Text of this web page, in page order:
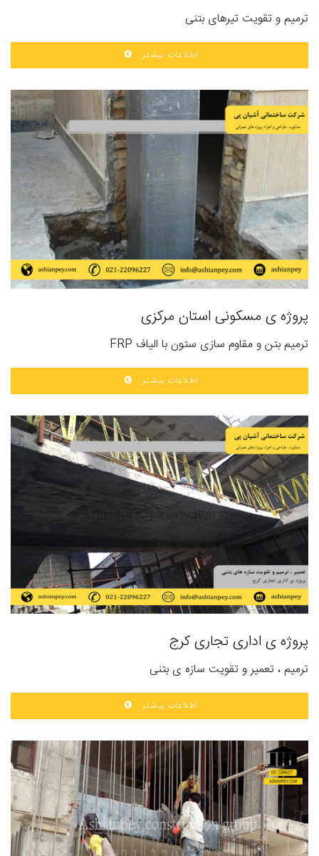
ترمیم و تقویت تیرهای بتنی
اطلاعات بیشتر
پروژه ی مسکونی استان مرکزی
ترمیم بتن و مقاوم سازی ستون با الیاف FRP
اطلاعات بیشتر
پروژه ی اداری تجاری کرج
ترمیم ، تعمیر و تقویت سازه ی بتنی
اطلاعات بیشتر